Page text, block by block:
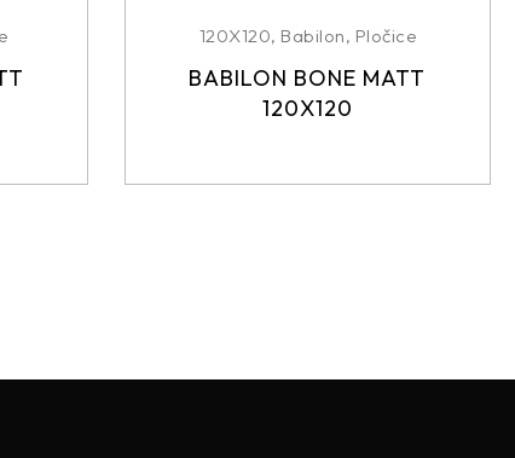
120X120, Babilon, Pločice
BABILON BONE MATT
120X120